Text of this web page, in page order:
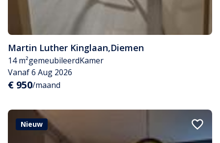
Martin Luther Kinglaan,Diemen
14 m²gemeubileerdKamer
Vanaf 6 Aug 2026
€ 950/maand
Nieuw